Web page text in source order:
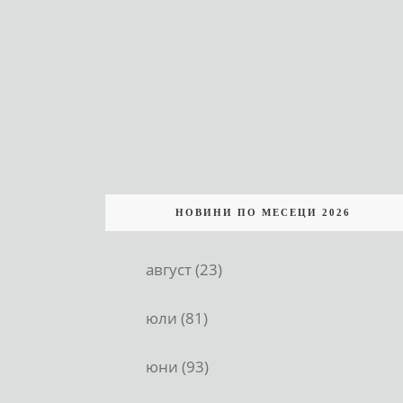
НОВИНИ ПО МЕСЕЦИ 2026
август (23)
юли (81)
юни (93)